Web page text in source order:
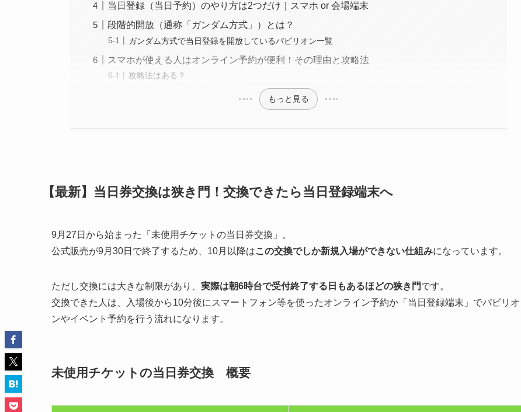
当日登録（当日予約）のやり方は2つだけ｜スマホ or 会場端末
段階的開放（通称「ガンダム方式」）とは？
ガンダム方式で当日登録を開放しているパビリオン一覧
スマホが使える人はオンライン予約が便利！その理由と攻略法
攻略法はある？
もっと見る
【最新】当日券交換は狭き門！交換できたら当日登録端末へ
9月27日から始まった「未使用チケットの当日券交換」。
公式販売が9月30日で終了するため、10月以降はこの交換でしか新規入場ができない仕組みになっています。
ただし交換には大きな制限があり、 実際は朝6時台で受付終了する日もあるほどの狭き門です。
交換できた人は、入場後から10分後にスマートフォン等を使ったオンライン予約か「当日登録端末」でパビリオ
ンやイベント予約を行う流れになります。
未使用チケットの当日券交換 概要